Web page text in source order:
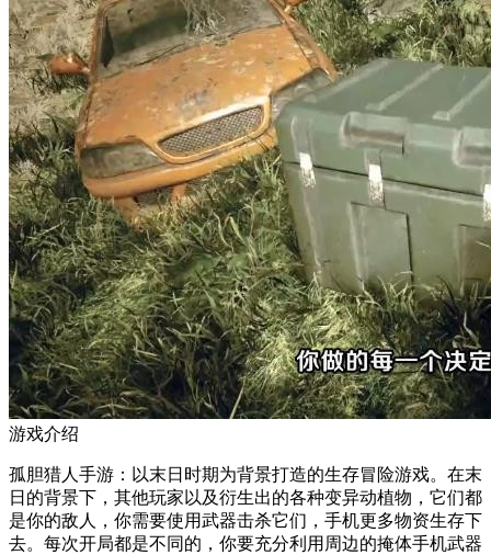
游戏介绍
孤胆猎人手游：以末日时期为背景打造的生存冒险游戏。在末
日的背景下，其他玩家以及衍生出的各种变异动植物，它们都
是你的敌人，你需要使用武器击杀它们，手机更多物资生存下
去。每次开局都是不同的，你要充分利用周边的掩体手机武器